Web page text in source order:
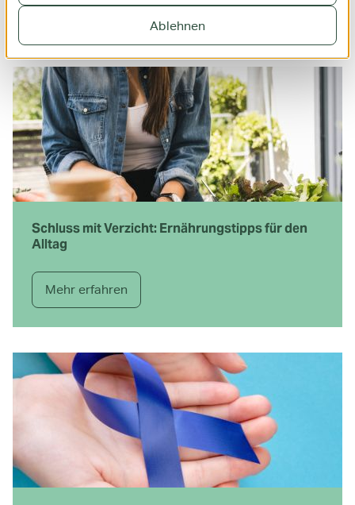
Ablehnen
Mehr erfahren
Schluss mit Verzicht: Ernährungstipps für den
Alltag
Mehr erfahren